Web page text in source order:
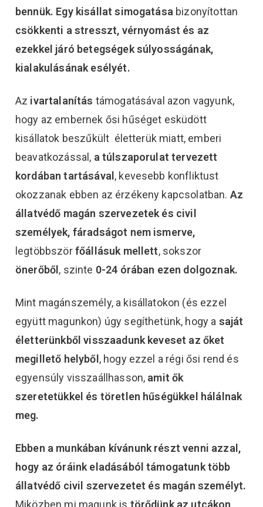
bennük. Egy kisállat simogatásabizonyítottan
csökkenti a stresszt, vérnyomást és az
ezekkel járó betegségek súlyosságának,
kialakulásának esélyét.
Az ivartalanítás támogatásával azon vagyunk,
hogy az embernek ősi hűséget esküdött
kisállatok beszűkült életterük miatt, emberi
beavatkozással, a túlszaporulat tervezett
kordában tartásával , kevesebb konfliktust
okozzanak ebben az érzékeny kapcsolatban. Az
állatvédő magán szervezetek és civil
személyek, fáradságot nem ismerve,
legtöbbszörfőállásuk mellett, sokszor
önerőből , szinte 0-24 órában ezen dolgoznak.
Mint magánszemély, a kisállatokon (és ezzel
együtt magunkon) úgy segíthetünk, hogy a saját
életterünkből visszaadunk keveset az őket
megillető helyből , hogy ezzel a régi ősi rend és
egyensúly visszaállhasson, amit ők
szeretetükkel és töretlen hűségükkel hálálnak
meg.
Ebben a munkában kívánunk részt venni azzal,
hogy az óráink eladásából támogatunk több
állatvédő civil szervezetet és magán személyt.